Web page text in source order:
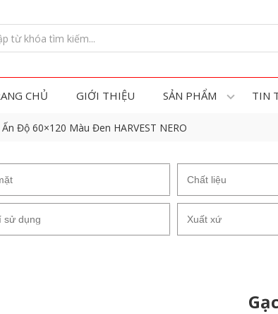
CHỦ GIỚI THIỆU SẢN PHẨM TIN
Độ 60×120 Màu Đen HARVEST NERO